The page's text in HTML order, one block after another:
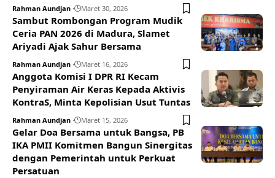
Rahman Aundjan Maret 30, 2026
Sambut Rombongan Program Mudik
Ceria PAN 2026 di Madura, Slamet
Ariyadi Ajak Sahur Bersama
Rahman Aundjan Maret 16, 2026
Anggota Komisi I DPR RI Kecam
Penyiraman Air Keras Kepada Aktivis
KontraS, Minta Kepolisian Usut Tuntas
Rahman Aundjan Maret 15, 2026
Gelar Doa Bersama untuk Bangsa, PB
IKA PMII Komitmen Bangun Sinergitas
dengan Pemerintah untuk Perkuat
Persatuan